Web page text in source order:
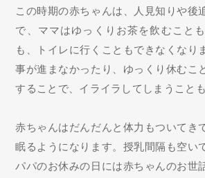
この時期の赤ちゃんは、人見知りや後
で、ママはゆっくりお茶を飲むこと
も、トイレに行くこともできなくなり
事が進まなかったり、ゆっくり休むこ
することで、イライラしてしまうこと
赤ちゃんはだんだんと体力もついてき
眠るようになります。授乳間隔も空い
パパのお休みの日には赤ちゃんのお世